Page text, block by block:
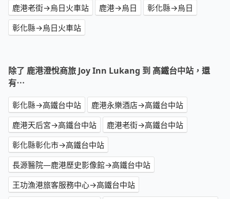
鹿港老街→烏日火車站
鹿港→烏日
彰化縣→烏日
彰化縣→烏日火車站
除了 鹿港澄悅商旅 Joy Inn Lukang 到 高鐵台中站，還
有⋯
彰化縣→高鐵台中站
鹿港永樂酒店→高鐵台中站
鹿港天后宮→高鐵台中站
鹿港老街→高鐵台中站
彰化縣彰化市→高鐵台中站
長源醫院—鹿港歷史影像館→高鐵台中站
王功漁港旅客服務中心→高鐵台中站